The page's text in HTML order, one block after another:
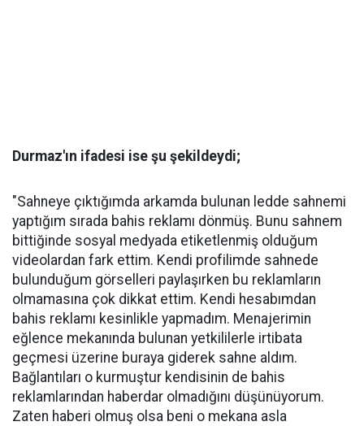
Durmaz'ın ifadesi ise şu şekildeydi;
"Sahneye çıktığımda arkamda bulunan ledde sahnemi
yaptığım sırada bahis reklamı dönmüş. Bunu sahnem
bittiğinde sosyal medyada etiketlenmiş olduğum
videolardan fark ettim. Kendi profilimde sahnede
bulunduğum görselleri paylaşırken bu reklamların
olmamasına çok dikkat ettim. Kendi hesabımdan
bahis reklamı kesinlikle yapmadım. Menajerimin
eğlence mekanında bulunan yetkililerle irtibata
geçmesi üzerine buraya giderek sahne aldım.
Bağlantıları o kurmuştur kendisinin de bahis
reklamlarından haberdar olmadığını düşünüyorum.
Zaten haberi olmuş olsa beni o mekana asla